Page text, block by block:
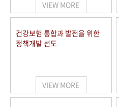
VIEW MORE
건강보험 통합과 발전을 위한
정책개발 선도
VIEW MORE